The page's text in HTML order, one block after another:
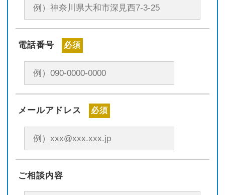
電話番号 必須
メールアドレス 必須
ご相談内容